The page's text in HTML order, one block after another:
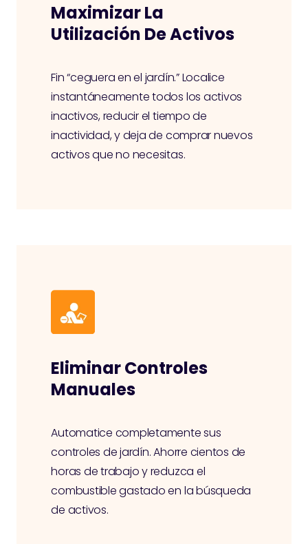
Maximizar La
Utilización De Activos
Fin “ceguera en el jardín.” Localice
instantáneamente todos los activos
inactivos, reducir el tiempo de
inactividad, y deja de comprar nuevos
activos que no necesitas.
Eliminar Controles
Manuales
Automatice completamente sus
controles de jardín. Ahorre cientos de
horas de trabajo y reduzca el
combustible gastado en la búsqueda
de activos.